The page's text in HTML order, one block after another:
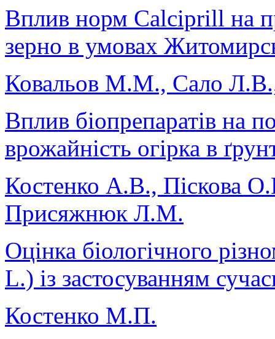
Вплив норм Calciprill на
зерно в умовах
Ковальов М.М., Сало
Вплив біопрепаратів на
врожайність огірка в
Костенко А.В., Піскова
Присяжнюк Л.М.
Оцінка біологічного
L.) із застосуванням
Костенко М.П.